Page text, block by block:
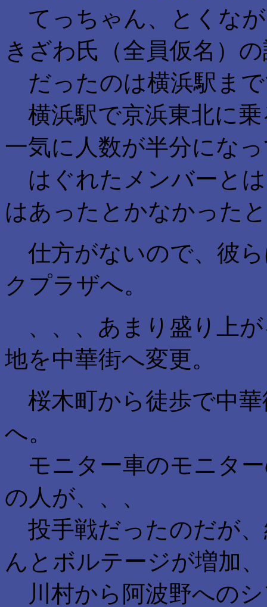
てっちゃん、とくな
きざわ氏（全員仮名）
だったのは横浜駅ま
横浜駅で京浜東北に乗
一気に人数が半分にな
はぐれたメンバーと
はあったとかなかった
仕方がないので、彼
クプラザへ。
、、、あまり盛り上
地を中華街へ変更。
桜木町から徒歩で中華
へ。
モニター車のモニタ
の人が、、、
投手戦だったのだが
んとボルテージが増加、
川村から阿波野への